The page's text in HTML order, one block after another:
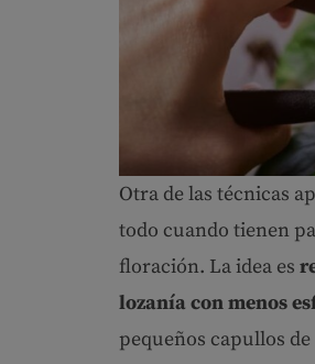
Otra de las técnicas
todo cuando tienen
floración. La idea es
lozanía con menos
pequeños capullos